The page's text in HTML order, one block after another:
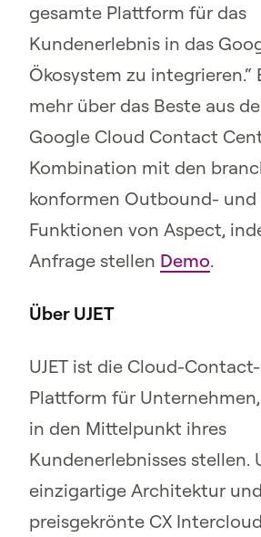
gesamte Plattform für das
Kundenerlebnis in das
Ökosystem zu integrieren.“
mehr über das Beste aus
Google Cloud Contact
Kombination mit den
konformen Outbound- und
Funktionen von Aspect,
Anfrage stellen Demo.
Über UJET
UJET ist die Cloud-
Plattform für
in den Mittelpunkt ihres
Kundenerlebnisses stellen.
einzigartige Architektur
preisgekrönte CX